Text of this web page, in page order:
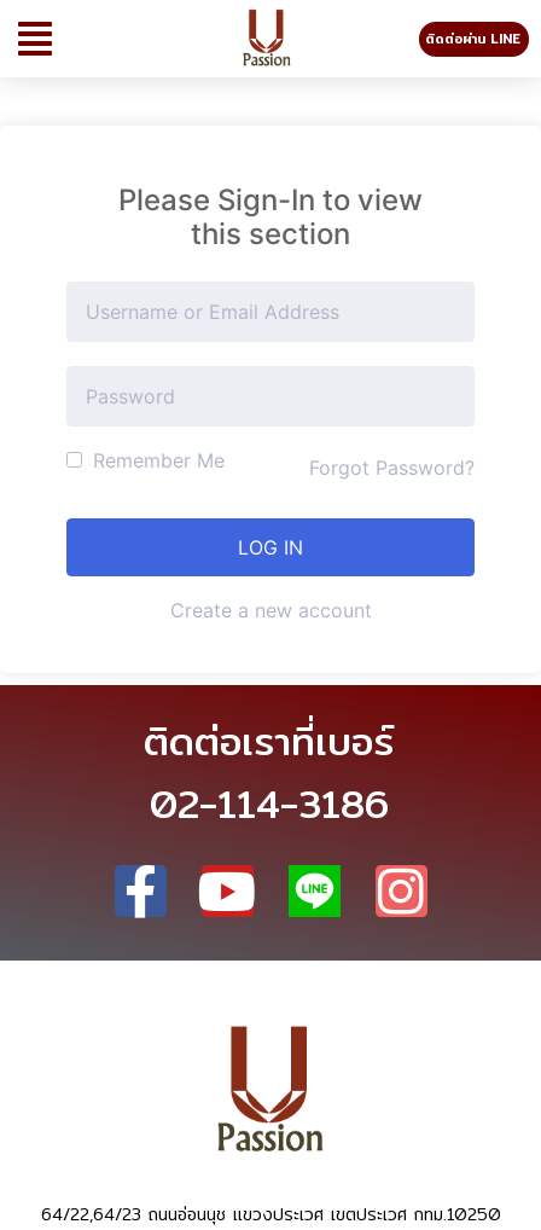
ติดต่อผ่าน LINE
Please Sign-In to view
this section
Remember Me Forgot Password?
Create a new account
ติดต่อเราที่เบอร์
02-114-3186
64/22,64/23 ถนนอ่อนนุช แขวงประเวศ เขตประเวศ กทม.10250